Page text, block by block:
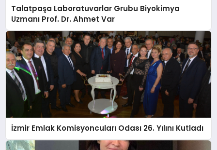
Talatpaşa Laboratuvarlar Grubu Biyokimya
Uzmanı Prof. Dr. Ahmet Var
İzmir Emlak Komisyoncuları Odası 26. Yılını Kutladı